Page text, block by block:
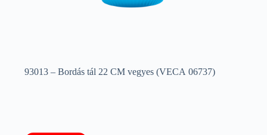
93013 – Bordás tál 22 CM vegyes (VECA 06737)